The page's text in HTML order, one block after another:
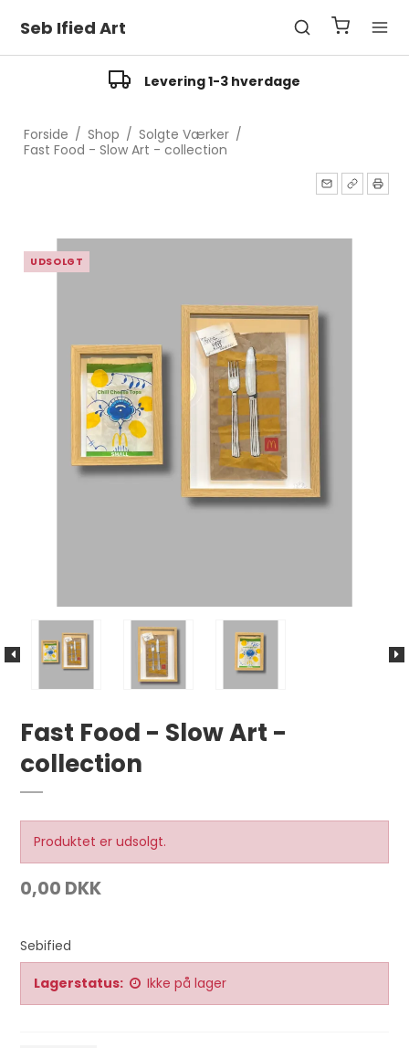
Seb Ified Art
Levering 1-3 hverdage
Forside / Shop / Solgte Værker /
Fast Food - Slow Art - collection
UDSOLGT
Fast Food - Slow Art -
collection
Produktet er udsolgt.
0,00 DKK
Sebified
Lagerstatus: Ikke på lager